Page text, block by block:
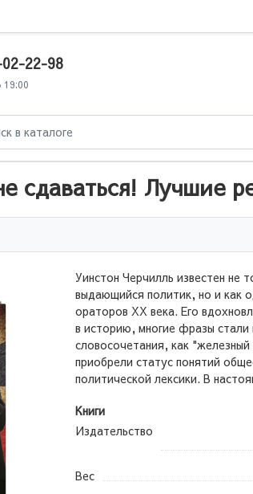
22-98
19:00
сдаваться! Лучшие
Уинстон Черчилль известен не
выдающийся политик, но и как
ораторов XX века. Его
в историю, многие фразы
словосочетания, как "железный
приобрели статус понятий
политической лексики. В
Книги
Издательство
Вес